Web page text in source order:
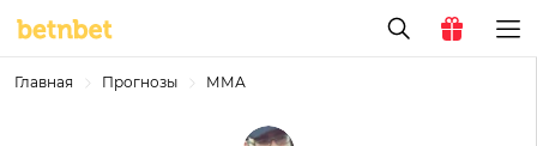
Главная Прогнозы ММА